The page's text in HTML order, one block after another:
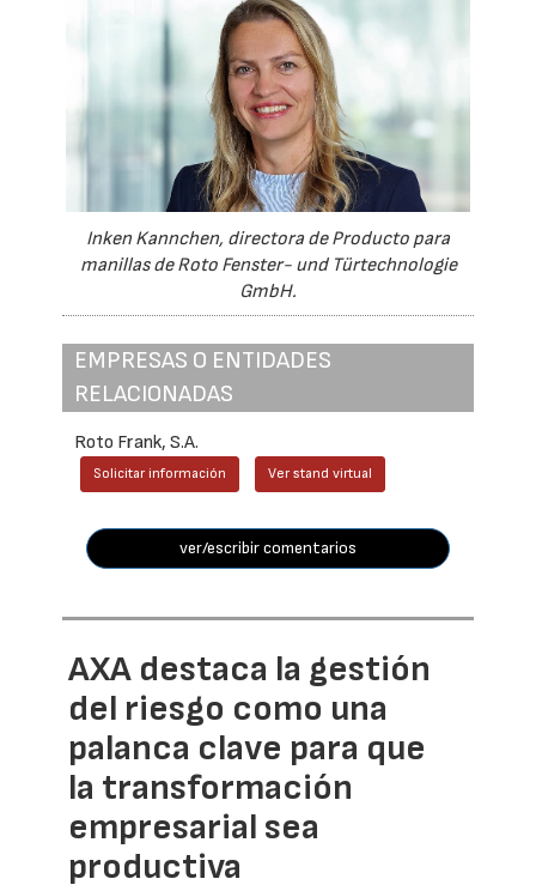
Inken Kannchen, directora de Producto para
manillas de Roto Fenster- und Türtechnologie
GmbH.
EMPRESAS O ENTIDADES
RELACIONADAS
Roto Frank, S.A.
Solicitar información Ver stand virtual
ver/escribir comentarios
AXA destaca la gestión
del riesgo como una
palanca clave para que
la transformación
empresarial sea
productiva